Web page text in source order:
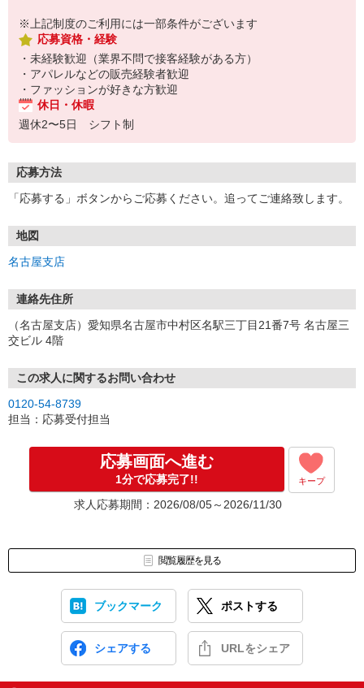
※上記制度のご利用には一部条件がございます
応募資格・経験
・未経験歓迎（業界不問で接客経験がある方）
・アパレルなどの販売経験者歓迎
・ファッションが好きな方歓迎
休日・休暇
週休2〜5日 シフト制
応募方法
「応募する」ボタンからご応募ください。追ってご連絡致します。
地図
名古屋支店
連絡先住所
（名古屋支店）愛知県名古屋市中村区名駅三丁目21番7号 名古屋三
交ビル 4階
この求人に関するお問い合わせ
0120-54-8739
担当：応募受付担当
応募画面へ進む
1分で応募完了!! キープ
求人応募期間：2026/08/05～2026/11/30
閲覧履歴を見る
ブックマーク ポストする
シェアする URLをシェア